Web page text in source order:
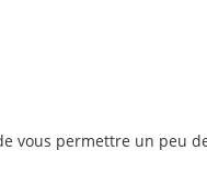
vous permettre un peu